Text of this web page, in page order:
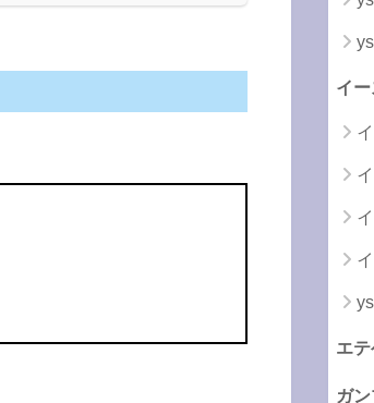
イ
エ
ガ